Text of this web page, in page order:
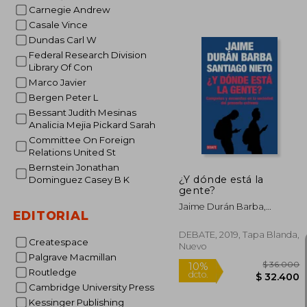
Carnegie Andrew
Casale Vince
Dundas Carl W
Federal Research Division
Library Of Con
Marco Javier
Bergen Peter L
Bessant Judith Mesinas
Analicia Mejia Pickard Sarah
Committee On Foreign
Relations United St
Bernstein Jonathan
Dominguez Casey B K
EDITORIAL
Createspace
Palgrave Macmillan
Routledge
Cambridge University Press
Kessinger Publishing
30%
dcto.
¿Y dónde está la
gente?
Jaime Durán Barba,
DEBATE, 2019, Tapa Blanda,
Nuevo